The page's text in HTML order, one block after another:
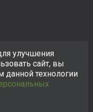
создан
и любая информация
Политика в
улучшения
сайт, вы
данной технологии